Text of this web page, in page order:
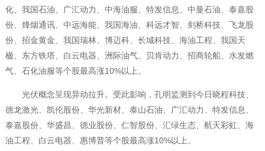
化、我国石油、广汇动力、中海油服、特发信息、中曼石油、泰嘉股
份、烽烟通讯、中远海能、我国海油、科远才智、剑桥科技、飞龙股
份、招金黄金、我国瑞林、博迈科、长城科技、海油工程、我国天
楹、东方铁塔、白云电器、洲际油气、贝肯动力、招商轮船、水发燃
气、石化油服等个股最高涨10%以上。
光伏概念呈现异动拉升。受此影响，孔明监测到今日晓程科技、
德龙激光、凯伦股份、华光新材、泰山石油、广汇动力、特发信息、
泰嘉股份、华盛昌、德业股份、仁智股份、汇绿生态、航天彩虹、海
油工程、白云电器、惠博普等个股最高涨10%以上。